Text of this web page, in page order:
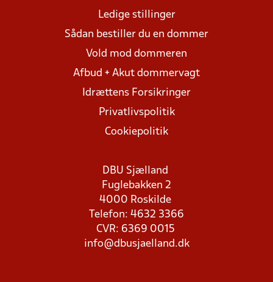
Ledige stillinger
Sådan bestiller du en dommer
Vold mod dommeren
Afbud + Akut dommervagt
Idrættens Forsikringer
Privatlivspolitik
Cookiepolitik
DBU Sjælland
Fuglebakken 2
4000 Roskilde
Telefon: 4632 3366
CVR: 6369 0015
info@dbusjaelland.dk